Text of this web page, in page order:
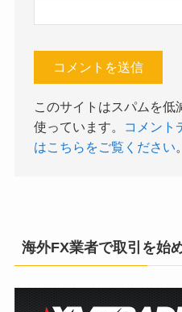
このサイトはスパムを低
使っています。
コメント
はこちらをご覧ください。
海外FX業者で取引を始